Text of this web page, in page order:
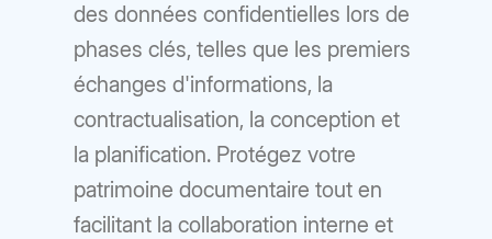
des données confidentielles lors de
phases clés, telles que les premiers
échanges d'informations, la
contractualisation, la conception et
la planification. Protégez votre
patrimoine documentaire tout en
facilitant la collaboration interne et